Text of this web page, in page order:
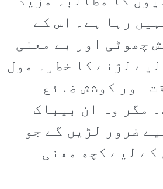
رہا ہے۔ اس کے
چھوٹی اور بے معنی
لڑنے کا خطرہ مول
اور کوشش ضائع
مگر وہ ان بیباک
ضرور لڑیں گے جو
لیے کچھ معنی